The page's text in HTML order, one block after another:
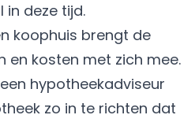
in deze tijd.
koophuis brengt de
en kosten met zich mee.
hypotheekadviseur
zo in te richten dat